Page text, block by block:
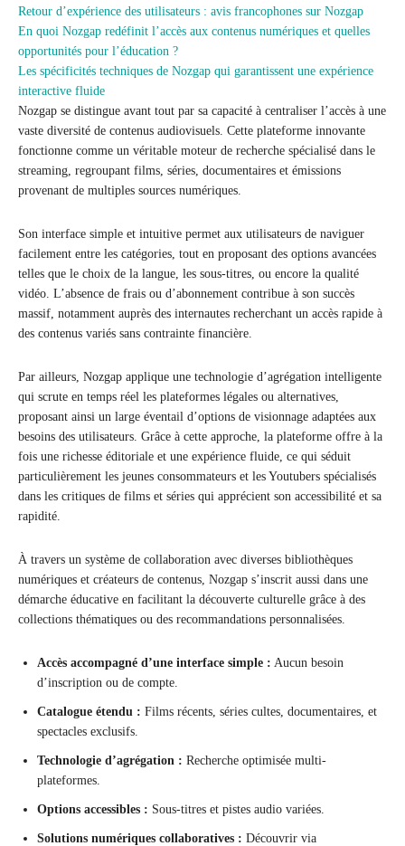
Retour d’expérience des utilisateurs : avis francophones sur Nozgap
En quoi Nozgap redéfinit l’accès aux contenus numériques et quelles
opportunités pour l’éducation ?
Les spécificités techniques de Nozgap qui garantissent une expérience
interactive fluide
Nozgap se distingue avant tout par sa capacité à centraliser l’accès à une
vaste diversité de contenus audiovisuels. Cette plateforme innovante
fonctionne comme un véritable moteur de recherche spécialisé dans le
streaming, regroupant films, séries, documentaires et émissions
provenant de multiples sources numériques.
Son interface simple et intuitive permet aux utilisateurs de naviguer
facilement entre les catégories, tout en proposant des options avancées
telles que le choix de la langue, les sous-titres, ou encore la qualité
vidéo. L’absence de frais ou d’abonnement contribue à son succès
massif, notamment auprès des internautes recherchant un accès rapide à
des contenus variés sans contrainte financière.
Par ailleurs, Nozgap applique une technologie d’agrégation intelligente
qui scrute en temps réel les plateformes légales ou alternatives,
proposant ainsi un large éventail d’options de visionnage adaptées aux
besoins des utilisateurs. Grâce à cette approche, la plateforme offre à la
fois une richesse éditoriale et une expérience fluide, ce qui séduit
particulièrement les jeunes consommateurs et les Youtubers spécialisés
dans les critiques de films et séries qui apprécient son accessibilité et sa
rapidité.
À travers un système de collaboration avec diverses bibliothèques
numériques et créateurs de contenus, Nozgap s’inscrit aussi dans une
démarche éducative en facilitant la découverte culturelle grâce à des
collections thématiques ou des recommandations personnalisées.
Accès accompagné d’une interface simple : Aucun besoin
d’inscription ou de compte.
Catalogue étendu : Films récents, séries cultes, documentaires, et
spectacles exclusifs.
Technologie d’agrégation : Recherche optimisée multi-
plateformes.
Options accessibles : Sous-titres et pistes audio variées.
Solutions numériques collaboratives : Découvrir via